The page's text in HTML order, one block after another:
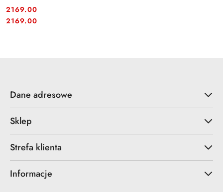
Cena:
2169.00
Cena:
2169.00
Dane adresowe
Sklep
Strefa klienta
Informacje